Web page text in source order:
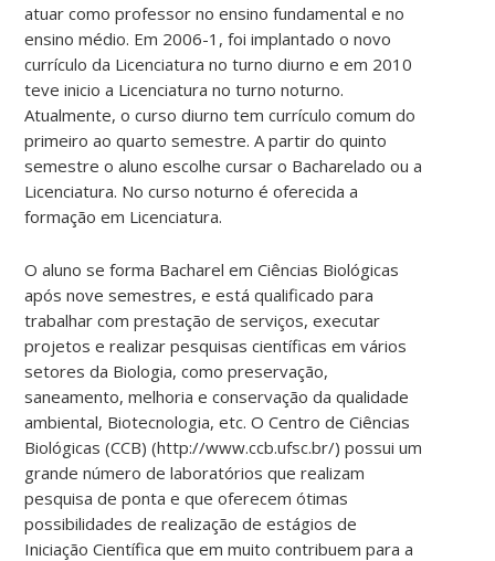
atuar como professor no ensino fundamental e no
ensino médio. Em 2006-1, foi implantado o novo
currículo da Licenciatura no turno diurno e em 2010
teve inicio a Licenciatura no turno noturno.
Atualmente, o curso diurno tem currículo comum do
primeiro ao quarto semestre. A partir do quinto
semestre o aluno escolhe cursar o Bacharelado ou a
Licenciatura. No curso noturno é oferecida a
formação em Licenciatura.
O aluno se forma Bacharel em Ciências Biológicas
após nove semestres, e está qualificado para
trabalhar com prestação de serviços, executar
projetos e realizar pesquisas científicas em vários
setores da Biologia, como preservação,
saneamento, melhoria e conservação da qualidade
ambiental, Biotecnologia, etc. O Centro de Ciências
Biológicas (CCB) (http://www.ccb.ufsc.br/) possui um
grande número de laboratórios que realizam
pesquisa de ponta e que oferecem ótimas
possibilidades de realização de estágios de
Iniciação Científica que em muito contribuem para a